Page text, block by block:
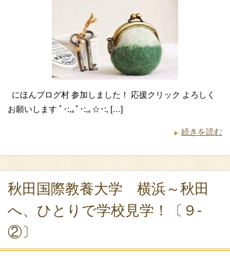
にほんブログ村 参加しました！ 応援クリック よろしく
お願いします ﾟ･:,｡ﾟ･:,｡☆･:, […]
続きを読む
秋田国際教養大学 横浜～秋田
へ、ひとりで学校見学！〔９-
②〕